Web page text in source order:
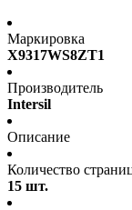
Маркировка
X9317WS8ZT1
Производитель
Intersil
Описание
Количество
15 шт.